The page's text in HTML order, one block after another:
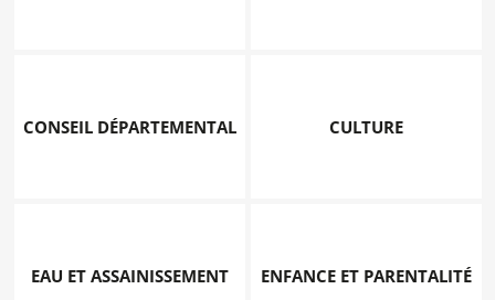
CONSEIL DÉPARTEMENTAL CULTURE
EAU ET ASSAINISSEMENT ENFANCE ET PARENTALITÉ